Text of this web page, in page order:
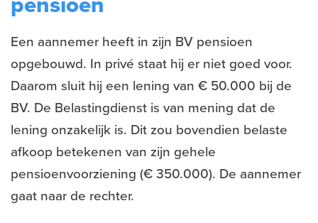
Een aannemer heeft in zijn BV pensioen
opgebouwd. In privé staat hij er niet goed voor.
Daarom sluit hij een lening van € 50.000 bij de
BV. De Belastingdienst is van mening dat de
lening onzakelijk is. Dit zou bovendien belaste
afkoop betekenen van zijn gehele
pensioenvoorziening (€ 350.000). De aannemer
gaat naar de rechter.